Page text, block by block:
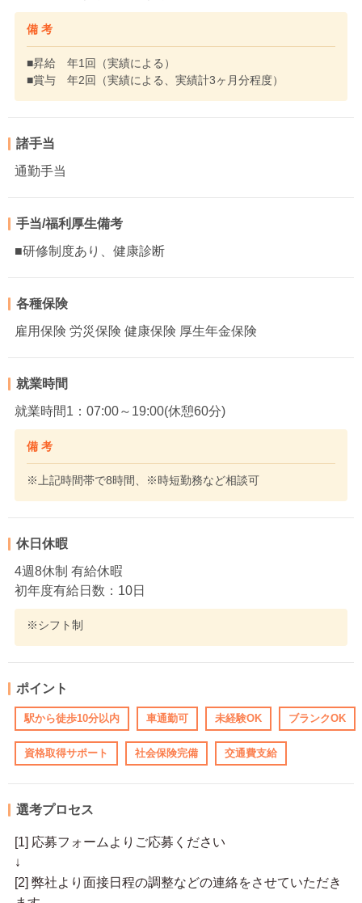
備 考
■昇給 年1回（実績による）
■賞与 年2回（実績による、実績計3ヶ月分程度）
諸手当
通勤手当
手当/福利厚生備考
■研修制度あり、健康診断
各種保険
雇用保険 労災保険 健康保険 厚生年金保険
就業時間
就業時間1：07:00～19:00(休憩60分)
備 考
※上記時間帯で8時間、※時短勤務など相談可
休日休暇
4週8休制 有給休暇
初年度有給日数：10日
※シフト制
ポイント
駅から徒歩10分以内 車通勤可 未経験OK ブランクOK
資格取得サポート 社会保険完備 交通費支給
選考プロセス
[1] 応募フォームよりご応募ください
↓
[2] 弊社より面接日程の調整などの連絡をさせていただき